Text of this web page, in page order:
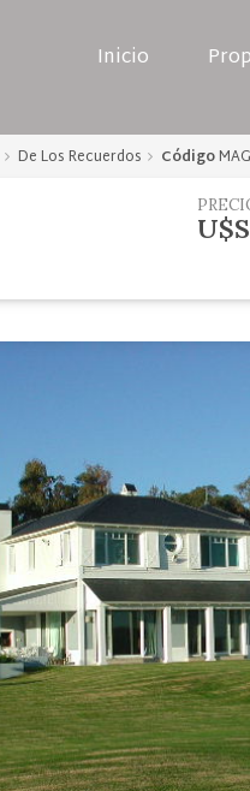
Inicio
De Los Recuerdos Código